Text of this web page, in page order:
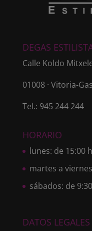
DEGAS
Calle Koldo
01008 · Vitoria-
Tel.: 945 244 244
HORARIO
lunes: de 15:00
martes a
sábados: de
DATOS LEGALES